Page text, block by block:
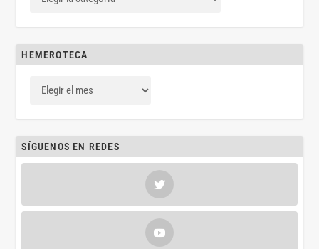
HEMEROTECA
SÍGUENOS EN REDES